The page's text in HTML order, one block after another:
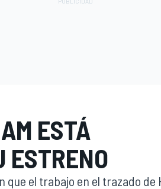
ESTÁ
ESTRENO
el trabajo en el trazado de